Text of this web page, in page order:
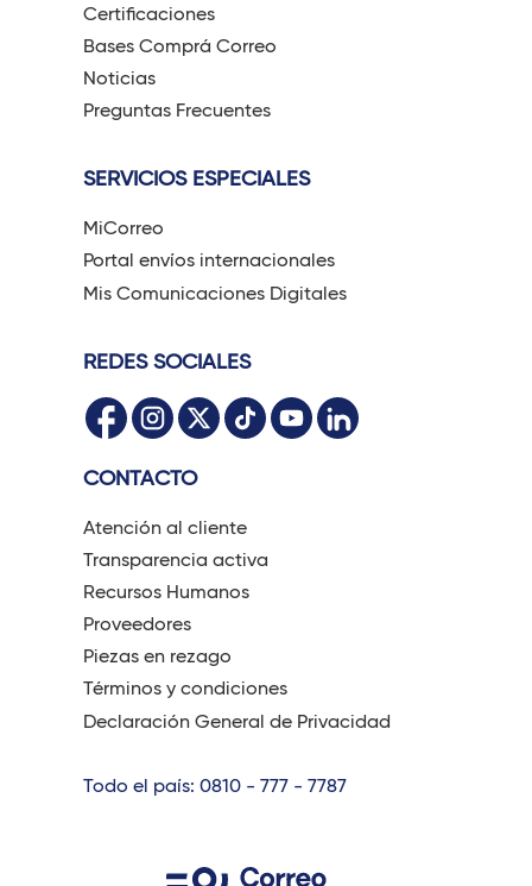
Certificaciones
Bases Comprá Correo
Noticias
Preguntas Frecuentes
SERVICIOS ESPECIALES
MiCorreo
Portal envíos internacionales
Mis Comunicaciones Digitales
REDES SOCIALES
CONTACTO
Atención al cliente
Transparencia activa
Recursos Humanos
Proveedores
Piezas en rezago
Términos y condiciones
Declaración General de Privacidad
Todo el país: 0810 - 777 - 7787